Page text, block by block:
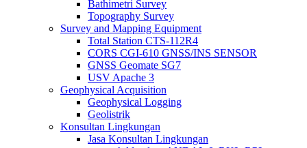
Bathimetri Survey
Topography Survey
Survey and Mapping Equipment
Total Station CTS-112R4
CORS CGI-610 GNSS/INS SENSOR
GNSS Geomate SG7
USV Apache 3
Geophysical Acquisition
Geophysical Logging
Geolistrik
Konsultan Lingkungan
Jasa Konsultan Lingkungan